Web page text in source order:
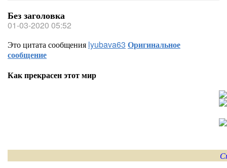
Без заголовка
01-03-2020 05:52
Это цитата сообщения lyubava63 Оригинальное
сообщение
Как прекрасен этот мир